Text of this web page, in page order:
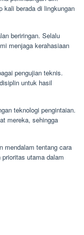
kali berada di lingkungan
beriringan. Selalu
menjaga kerahasiaan
pengujian teknis.
untuk hasil
teknologi pengintaian.
mereka, sehingga
mendalam tentang cara
utama dalam